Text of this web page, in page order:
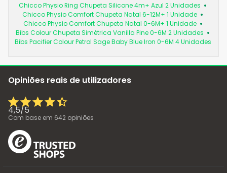
Chicco Physio Ring Chupeta Silicone 4m+ Azul 2 Unidades
Chicco Physio Comfort Chupeta Natal 6-12M+ 1 Unidade
Chicco Physio Comfort Chupeta Natal 0-6M+ 1 Unidade
Bibs Colour Chupeta Simétrica Vanilla Pine 0-6M 2 Unidades
Bibs Pacifier Colour Petrol Sage Baby Blue Iron 0-6M 4 Unidades
Opiniões reais de utilizadores
4,5/5
Com base em 642 opiniões